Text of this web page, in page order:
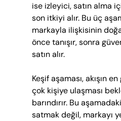
ise izleyici, satın alma
son itkiyi alır. Bu üç
markayla ilişkisinin
önce tanışır, sonra
satın alır.
Keşif aşaması, akışın
çok kişiye ulaşması
barındırır. Bu
satmak değil, markayı